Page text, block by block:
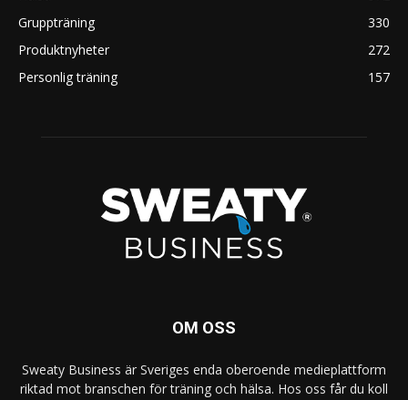
Gruppträning
330
Produktnyheter
272
Personlig träning
157
OM OSS
Sweaty Business är Sveriges enda oberoende medieplattform
riktad mot branschen för träning och hälsa. Hos oss får du koll